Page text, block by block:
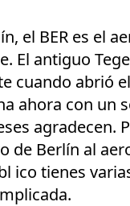
el BER es el
El antiguo
cuando abrió el
ahora con un
agradecen.
de Berlín al
ico tienes